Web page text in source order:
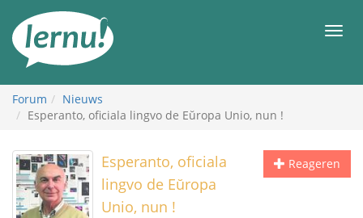
inhoud
Forum
Nieuws
Esperanto, oficiala lingvo de Eŭropa Unio, nun !
Reageren
Esperanto, oficiala
lingvo de Eŭropa
Unio, nun !